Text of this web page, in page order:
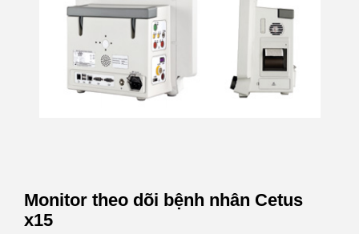
Monitor theo dõi bệnh nhân Cetus
x15